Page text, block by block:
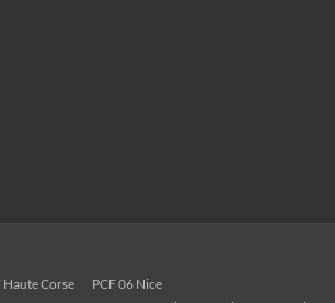
Haute Corse
PCF 06 Nice